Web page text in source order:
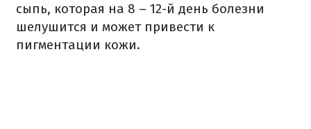
сыпь, которая на 8 – 12-й день болезни
шелушится и может привести к
пигментации кожи.